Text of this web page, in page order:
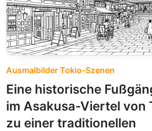
Ausmalbilder Tokio-Szenen
Eine historische
im Asakusa-Viertel von
zu einer traditionellen